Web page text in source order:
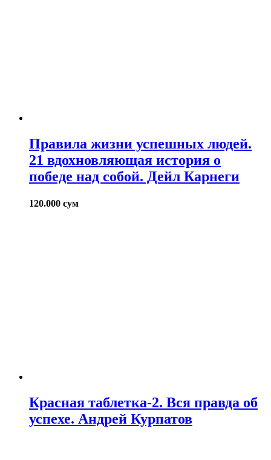
Правила жизни успешных людей.
21 вдохновляющая история о
победе над собой. Дейл Карнеги
120.000 сум
Красная таблетка-2. Вся правда об
успехе. Андрей Курпатов